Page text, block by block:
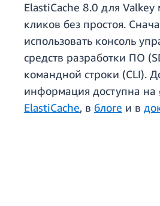
ElastiCache 8.0 для
кликов без простоя.
использовать консоль
средств разработки ПО
командной строки (CLI).
информация доступна на
ElastiCache, в блоге и в